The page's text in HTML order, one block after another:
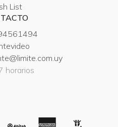
List
horarios